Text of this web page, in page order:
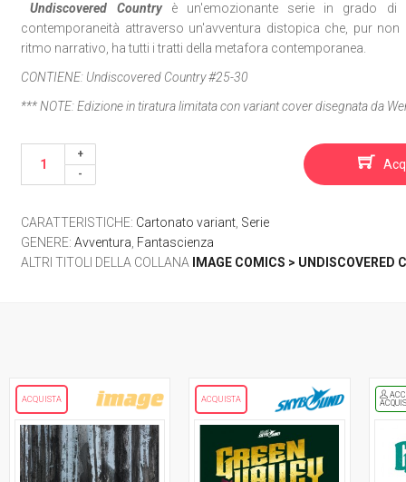
Undiscovered Countryè un'emozionante serie in grado di
contemporaneità attraverso un'avventura distopica che, pur non
ritmo narrativo, ha tutti i tratti della metafora contemporanea.
CONTIENE: Undiscovered Country #25-30
*** NOTE:Edizione in tiratura limitata con variant cover disegnata da
CARATTERISTICHE: Cartonato variant Serie
GENERE:Avventura Fantascienza
ALTRI TITOLI DELLA COLLANA
IMAGE COMICS > UNDISCOVERED
ACQUISTA ACQUISTA